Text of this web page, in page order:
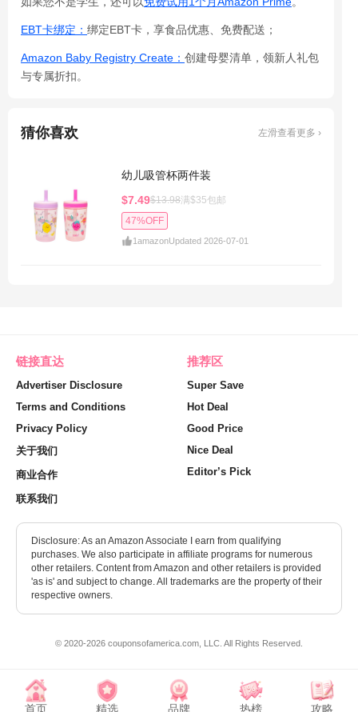
EBT卡绑定： 绑定EBT卡，享食品优惠、免费配送；
Amazon Baby Registry Create： 创建母婴清单，领新人礼包
与专属折扣。
猜你喜欢 左滑查看更多 ›
幼儿吸管杯两件装
$7.49$13.98满$35包邮
47%OFF
1amazonUpdated 2026-07-01
链接直达
Advertiser Disclosure
Terms and Conditions
Privacy Policy
关于我们
商业合作
联系我们
推荐区
Super Save
Hot Deal
Good Price
Nice Deal
Editor’s Pick
Disclosure: As an Amazon Associate I earn from qualifying
purchases. We also participate in affiliate programs for numerous
other retailers. Content from Amazon and other retailers is provided
'as is' and subject to change. All trademarks are the property of their
respective owners.
© 2020-2026 couponsofamerica.com, LLC. All Rights Reserved.
首页 精选 品牌 热榜 攻略